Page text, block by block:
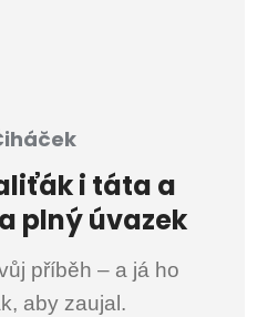
i táta a
plný úvazek
příběh – a já ho
aby zaujal.